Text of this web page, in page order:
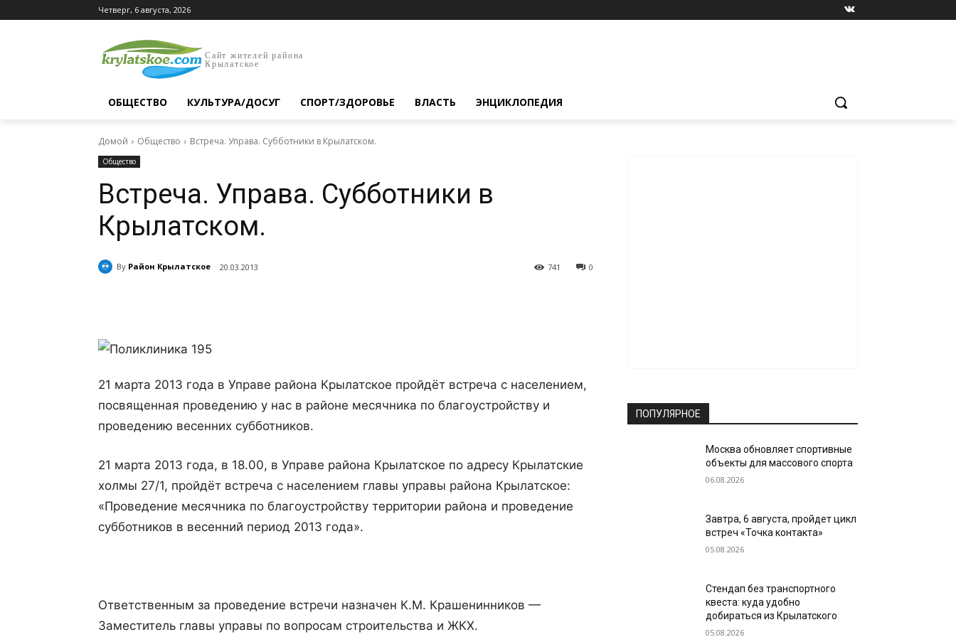
Четверг, 6 августа, 2026
Сайт жителей района
Крылатское
ОБЩЕСТВО КУЛЬТУРА/ДОСУГ СПОРТ/ЗДОРОВЬЕ ВЛАСТЬ ЭНЦИКЛОПЕДИЯ
Домой Общество Встреча. Управа. Субботники в Крылатском.
Общество
Встреча. Управа. Субботники в
Крылатском.
By Район Крылатское 20.03.2013 0
741
21 марта 2013 года в Управе района Крылатское пройдёт встреча с населением,
посвященная проведению у нас в районе месячника по благоустройству и
проведению весенних субботников.
21 марта 2013 года, в 18.00, в Управе района Крылатское по адресу Крылатские
холмы 27/1, пройдёт встреча с населением главы управы района Крылатское:
«Проведение месячника по благоустройству территории района и проведение
субботников в весенний период 2013 года».
Ответственным за проведение встречи назначен К.М. Крашенинников —
Заместитель главы управы по вопросам строительства и ЖКХ.
ПОПУЛЯРНОЕ
Москва обновляет спортивные
объекты для массового спорта
06.08.2026
Завтра, 6 августа, пройдет цикл
встреч «Точка контакта»
05.08.2026
Стендап без транспортного
квеста: куда удобно
добираться из Крылатского
05.08.2026